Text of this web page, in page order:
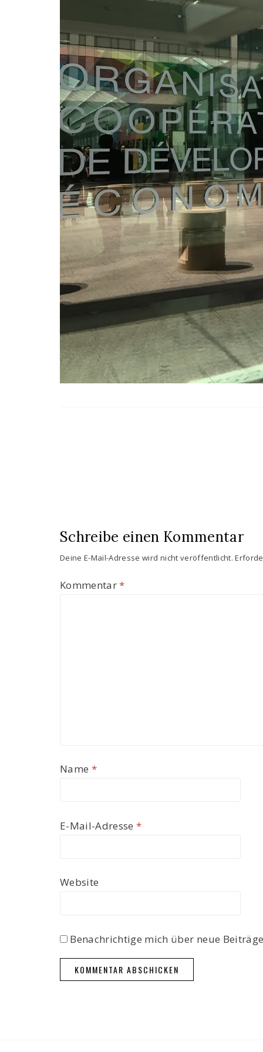
Schreibe einen Kommentar
Deine E-Mail-Adresse wird nicht veröffentlicht.
Kommentar*
Name *
E-Mail-Adresse*
Website
Benachrichtige mich über neue